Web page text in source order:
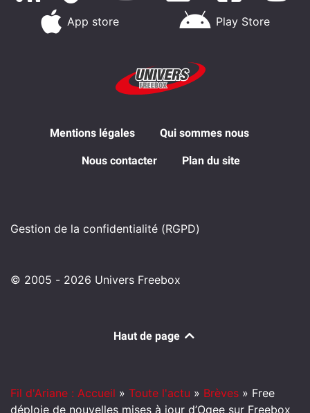
App store Play Store
Mentions légales Qui sommes nous
Nous contacter Plan du site
Gestion de la confidentialité (RGPD)
© 2005 - 2026 Univers Freebox
Haut de page
Fil d'Ariane : Accueil » Toute l'actu » Brèves » Free
déploie de nouvelles mises à jour d’Oqee sur Freebox